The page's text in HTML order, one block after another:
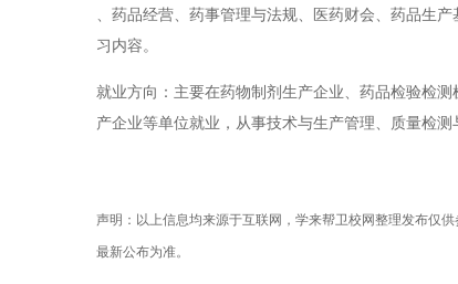
、药品经营、药事管理与法规、医药财会、药品生
习内容。
就业方向：主要在药物制剂生产企业、药品检验检
产企业等单位就业，从事技术与生产管理、质量检测
声明：以上信息均来源于互联网，学来帮卫校网整理发布仅
最新公布为准。